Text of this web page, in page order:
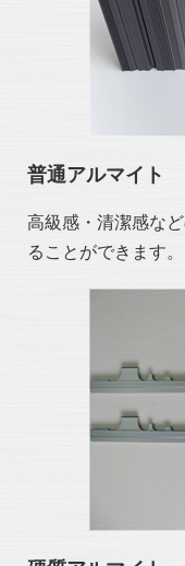
普通アルマイト
高級感・清潔感な
ることができます。